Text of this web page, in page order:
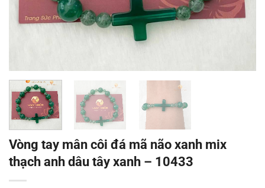
Vòng tay mân côi đá mã não xanh mix
thạch anh dâu tây xanh – 10433